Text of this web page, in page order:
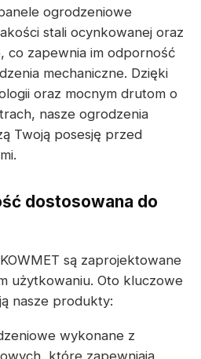
ogrodzeniowe
stali ocynkowanej oraz
co zapewnia im odporność
mechaniczne. Dzięki
oraz mocnym drutom o
nasze ogrodzenia
Twoją posesję przed
dostosowana do
są zaprojektowane
użytkowaniu. Oto kluczowe
nasze produkty:
wykonane z
które zapewniają